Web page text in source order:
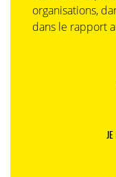
organisations,
dans le rapport